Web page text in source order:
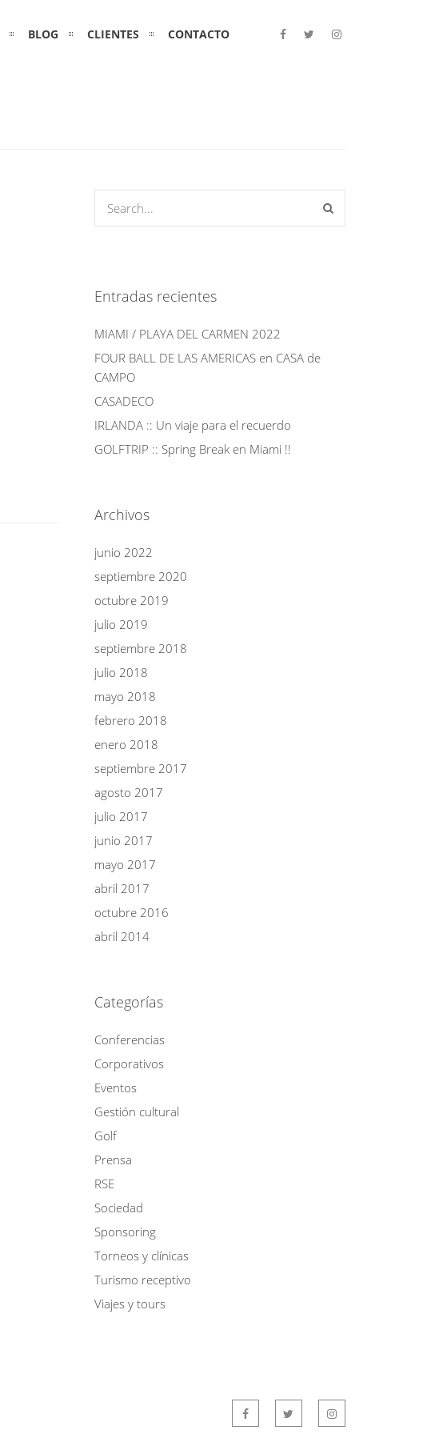
BLOG CLIENTES CONTACTO
Entradas recientes
MIAMI / PLAYA DEL CARMEN 2022
FOUR BALL DE LAS AMERICAS en CASA de
CAMPO
CASADECO
IRLANDA :: Un viaje para el recuerdo
GOLFTRIP :: Spring Break en Miami !!
Archivos
junio 2022
septiembre 2020
octubre 2019
julio 2019
septiembre 2018
julio 2018
mayo 2018
febrero 2018
enero 2018
septiembre 2017
agosto 2017
julio 2017
junio 2017
mayo 2017
abril 2017
octubre 2016
abril 2014
Categorías
Conferencias
Corporativos
Eventos
Gestión cultural
Golf
Prensa
RSE
Sociedad
Sponsoring
Torneos y clínicas
Turismo receptivo
Viajes y tours